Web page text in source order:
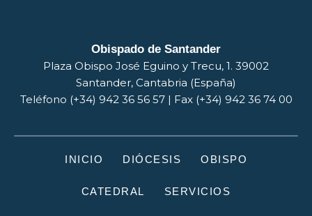
Obispado de Santander
Plaza Obispo José Eguino y Trecu, 1. 39002
Santander, Cantabria (España)
Teléfono (+34) 942 36 56 57 | Fax (+34) 942 36 74 00
INICIO DIÓCESIS OBISPO
CATEDRAL SERVICIOS